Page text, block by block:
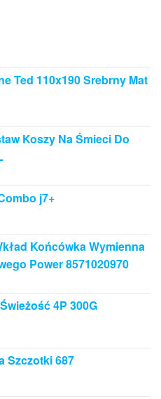
Ted 110x190 Srebrny Mat
Koszy Na Śmieci Do
j7+
Końcówka Wymienna
Power 8571020970
4P 300G
Szczotki 687